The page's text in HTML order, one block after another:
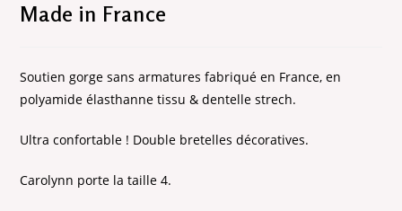
Made in France
Soutien gorge sans armatures fabriqué en France, en
polyamide élasthanne tissu & dentelle strech.
Ultra confortable ! Double bretelles décoratives.
Carolynn porte la taille 4.